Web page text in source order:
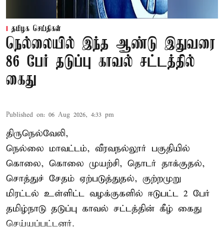
தமிழக செய்திகள்
நெல்லையில் இந்த ஆண்டு இதுவரை
86 பேர் தடுப்பு காவல் சட்டத்தில்
கைது
Published on: 06 Aug 2026, 4:33 pm
திருநெல்வேலி,
நெல்லை மாவட்டம், வீரவநல்லூர் பகுதியில்
கொலை, கொலை முயற்சி, தொடர் தாக்குதல்,
சொத்துச் சேதம் ஏற்படுத்துதல், குற்றமுறு
மிரட்டல் உள்ளிட்ட வழக்குகளில் ஈடுபட்ட 2 பேர்
தமிழ்நாடு தடுப்பு காவல் சட்டத்தின் கீழ் கைது
செய்யப்பட்டனர்.